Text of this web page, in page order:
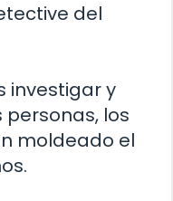
del
investigar y
los
moldeado el